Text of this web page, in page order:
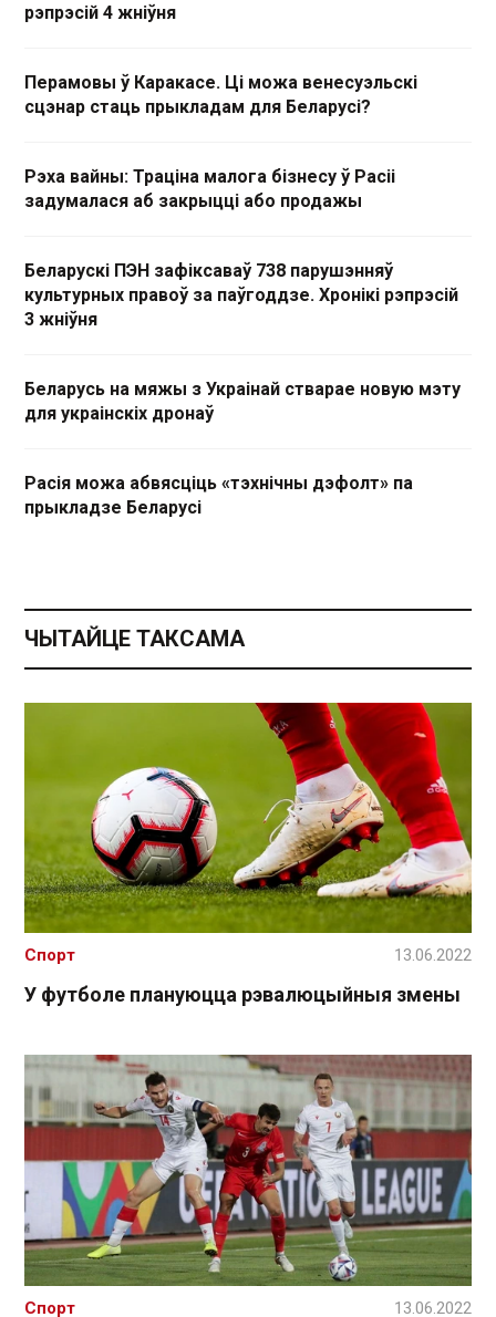
рэпрэсій 4 жніўня
Перамовы ў Каракасе. Ці можа венесуэльскі
сцэнар стаць прыкладам для Беларусі?
Рэха вайны: Траціна малога бізнесу ў Расіі
задумалася аб закрыцці або продажы
Беларускі ПЭН зафіксаваў 738 парушэнняў
культурных правоў за паўгоддзе. Хронікі рэпрэсій
3 жніўня
Беларусь на мяжы з Украінай стварае новую мэту
для украінскіх дронаў
Расія можа абвясціць «тэхнічны дэфолт» па
прыкладзе Беларусі
ЧЫТАЙЦЕ ТАКСАМА
У футболе плануюцца рэвалюцыйныя змены
Спорт 13.06.2022
Спорт 13.06.2022